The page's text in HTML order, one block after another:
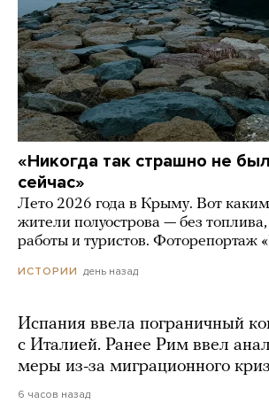
«Никогда так страшно не
сейчас»
Лето 2026 года в Крыму. Вот
жители полуострова — без топлива,
работы и туристов. Фоторепортаж
ИСТОРИИ день назад
Испания ввела пограничный
с Италией. Ранее Рим ввел
меры из-за миграционного
6 часов назад